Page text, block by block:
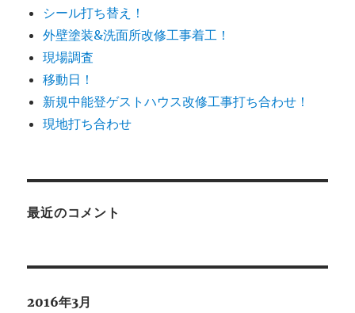
シール打ち替え！
外壁塗装&洗面所改修工事着工！
現場調査
移動日！
新規中能登ゲストハウス改修工事打ち合わせ！
現地打ち合わせ
最近のコメント
2016年3月